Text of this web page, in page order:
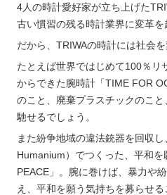
4人の時計愛好家が立ち上げた
古い慣習の残る時計業界に変革を
だから、TRIWAの時計には社会
たとえば世界ではじめて100％リ
からできた腕時計「TIME FOR
のこと、廃棄プラスチックのこ
馳せるでしょう。
また紛争地域の違法銃器を回収
Humanium）でつくった、平和
PEACE」。腕に巻けば、暴力や
え、平和を願う気持ちを募らせる